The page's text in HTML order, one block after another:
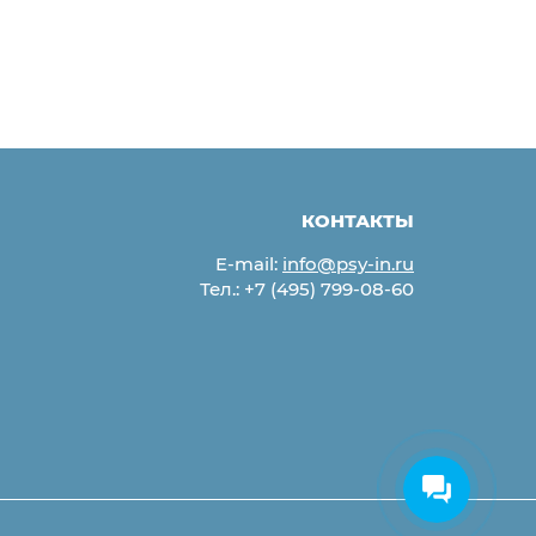
КОНТАКТЫ
E-mail: info@psy-in.ru
Тел.: +7 (495) 799-08-60